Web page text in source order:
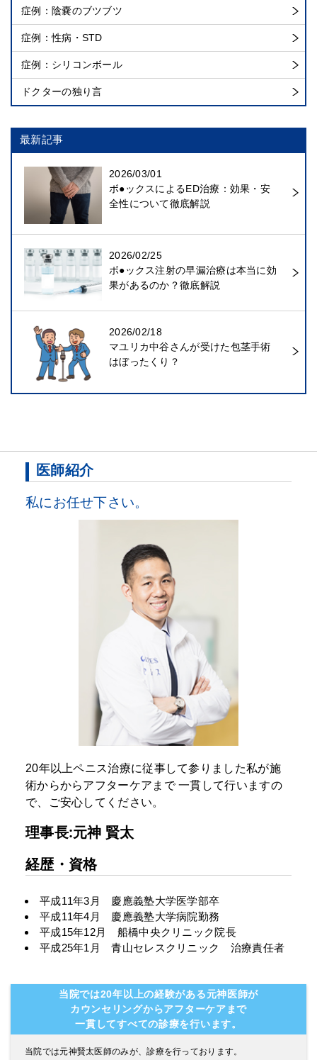
症例：陰嚢のブツブツ
症例：性病・STD
症例：シリコンボール
ドクターの独り言
最新記事
2026/03/01
ボ●ックスによるED治療：効果・安
全性について徹底解説
2026/02/25
ボ●ックス注射の早漏治療は本当に効
果があるのか？徹底解説
2026/02/18
マユリカ中谷さんが受けた包茎手術
はぼったくり？
医師紹介
私にお任せ下さい。
20年以上ペニス治療に従事して参りました私が施
術からからアフターケアまで一貫して行いますの
で、ご安心してください。
理事長:元神 賢太
経歴・資格
平成11年3月 慶應義塾大学医学部卒
平成11年4月 慶應義塾大学病院勤務
平成15年12月 船橋中央クリニック院長
平成25年1月 青山セレスクリニック 治療責任者
当院では20年以上の経験がある元神医師が
カウンセリングからアフターケアまで
一貫してすべての診療を行います。
当院では元神賢太医師のみが、診療を行っております。